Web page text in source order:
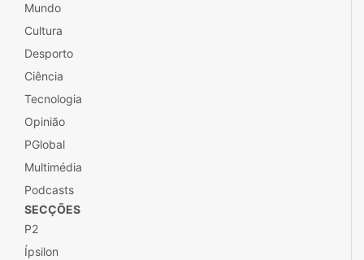
Mundo
Cultura
Desporto
Ciência
Tecnologia
Opinião
PGlobal
Multimédia
Podcasts
SECÇÕES
P2
Ípsilon